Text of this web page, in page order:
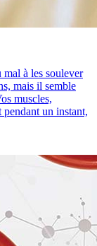
mal à les soulever
mais il semble
muscles,
un instant,